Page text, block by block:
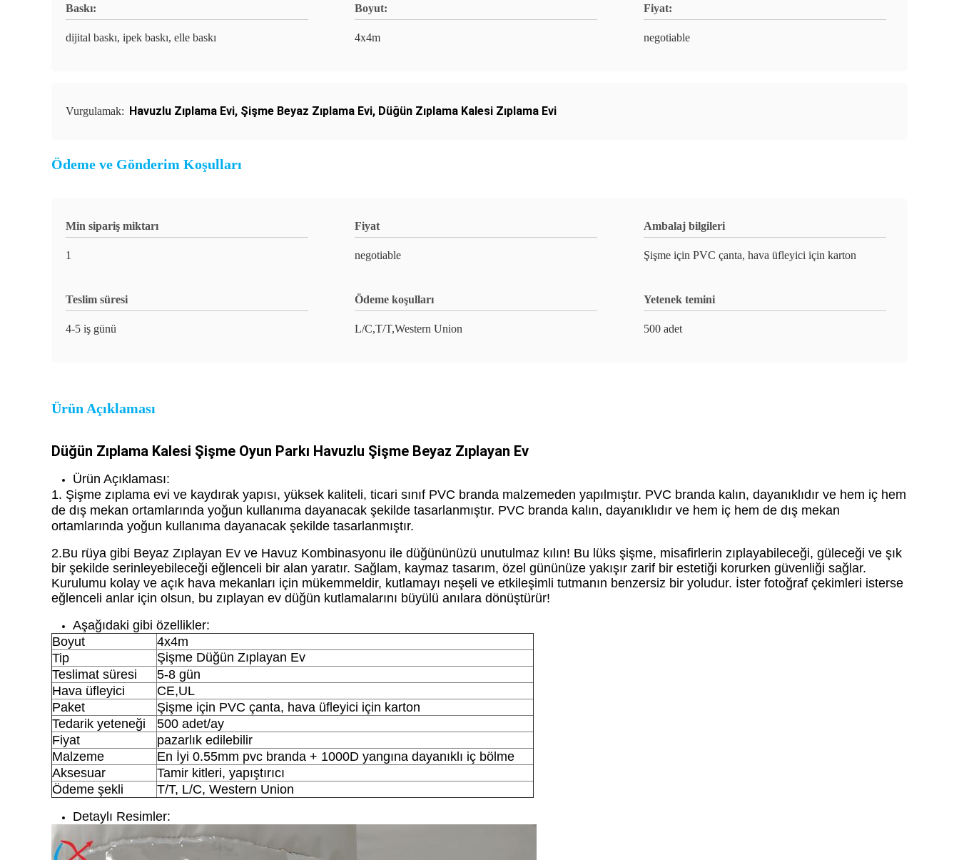
Baskı:
dijital baskı, ipek baskı, elle baskı
Boyut:
4x4m
Fiyat:
negotiable
Vurgulamak: Havuzlu Zıplama Evi, Şişme Beyaz Zıplama Evi, Düğün Zıplama Kalesi Zıplama Evi
Ödeme ve Gönderim Koşulları
Min sipariş miktarı
1
Fiyat
negotiable
Ambalaj bilgileri
Şişme için PVC çanta, hava üfleyici için karton
Teslim süresi
4-5 iş günü
Ödeme koşulları
L/C,T/T,Western Union
Yetenek temini
500 adet
Ürün Açıklaması
Düğün Zıplama Kalesi Şişme Oyun Parkı Havuzlu Şişme Beyaz Zıplayan Ev
Ürün Açıklaması:
1. Şişme zıplama evi ve kaydırak yapısı, yüksek kaliteli, ticari sınıf PVC branda malzemeden yapılmıştır. PVC branda kalın, dayanıklıdır ve hem iç hem
de dış mekan ortamlarında yoğun kullanıma dayanacak şekilde tasarlanmıştır. PVC branda kalın, dayanıklıdır ve hem iç hem de dış mekan
ortamlarında yoğun kullanıma dayanacak şekilde tasarlanmıştır.
2.Bu rüya gibi Beyaz Zıplayan Ev ve Havuz Kombinasyonu ile düğününüzü unutulmaz kılın! Bu lüks şişme, misafirlerin zıplayabileceği, güleceği ve şık
bir şekilde serinleyebileceği eğlenceli bir alan yaratır. Sağlam, kaymaz tasarım, özel gününüze yakışır zarif bir estetiği korurken güvenliği sağlar.
Kurulumu kolay ve açık hava mekanları için mükemmeldir, kutlamayı neşeli ve etkileşimli tutmanın benzersiz bir yoludur. İster fotoğraf çekimleri isterse
eğlenceli anlar için olsun, bu zıplayan ev düğün kutlamalarını büyülü anılara dönüştürür!
Aşağıdaki gibi özellikler:
Boyut
4x4m
Tip
Şişme Düğün Zıplayan Ev
Teslimat süresi
5-8 gün
Hava üfleyici
CE,UL
Paket
Şişme için PVC çanta, hava üfleyici için karton
Tedarik yeteneği
500 adet/ay
Fiyat
pazarlık edilebilir
Malzeme
En İyi 0.55mm pvc branda + 1000D yangına dayanıklı iç bölme
Aksesuar
Tamir kitleri, yapıştırıcı
Ödeme şekli
T/T, L/C, Western Union
Detaylı Resimler: